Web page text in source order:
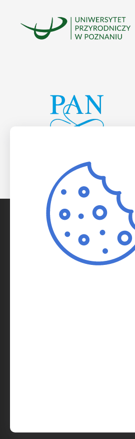
SPRAWY NAUKOWE
Historia i Kultura